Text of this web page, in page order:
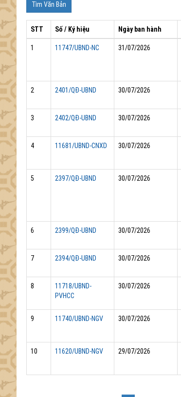
STT Số / Ký hiệu Ngày ban hành
1 11747/UBND-NC 31/07/2026
2 2401/QĐ-UBND 30/07/2026
3 2402/QĐ-UBND 30/07/2026
4 11681/UBND-CNXD 30/07/2026
5 2397/QĐ-UBND 30/07/2026
6 2399/QĐ-UBND 30/07/2026
7 2394/QĐ-UBND 30/07/2026
8
11718/UBND-
PVHCC
30/07/2026
9 11740/UBND-NGV 30/07/2026
10 11620/UBND-NGV 29/07/2026